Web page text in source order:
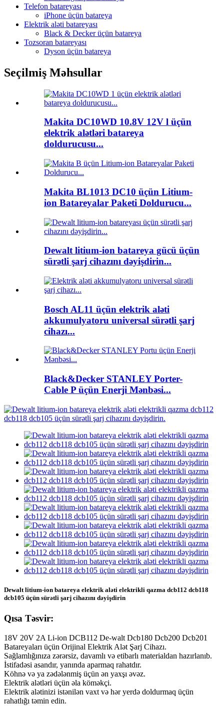
Telefon batareyası
iPhone üçün batareya
Elektrik aləti batareyası
Black & Decker üçün batareya
Tozsoran batareyası
Dyson üçün batareya
Seçilmiş Məhsullar
Makita DC10WD 10.8V 12V l üçün
elektrik alətləri batareya
doldurucusu...
Makita BL1013 DC10 üçün Litium-
ion Batareyalar Paketi Doldurucu...
Dewalt litium-ion batareya gücü üçün
sürətli şarj cihazını dəyişdirin...
Bosch AL11 üçün elektrik aləti
akkumulyatoru universal sürətli şarj
cihazı...
Black&Decker STANLEY Porter-
Cable P üçün Enerji Mənbəsi...
Dewalt litium-ion batareya elektrik aləti elektrikli qazma dcb112 dcb118
dcb105 üçün sürətli şarj cihazını dəyişdirin
Qısa Təsvir:
18V 20V 2A Li-ion DCB112 De-walt Dcb180 Dcb200 Dcb201
Batareyaları üçün Orijinal Elektrik Alət Şarj Cihazı.
Sağlamlığınıza zərərsiz, davamlı və etibarlı materialdan hazırlanıb.
İstifadəsi asandır, yanında aparmaq rahatdır.
Köhnə və ya zədələnmiş üçün ən yaxşı əvəz.
Elektrik alətləri üçün əla köməkçi.
Elektrik alətinizi istənilən vaxt və hər yerdə doldurmaq üçün
rahatlığı təmin edin.